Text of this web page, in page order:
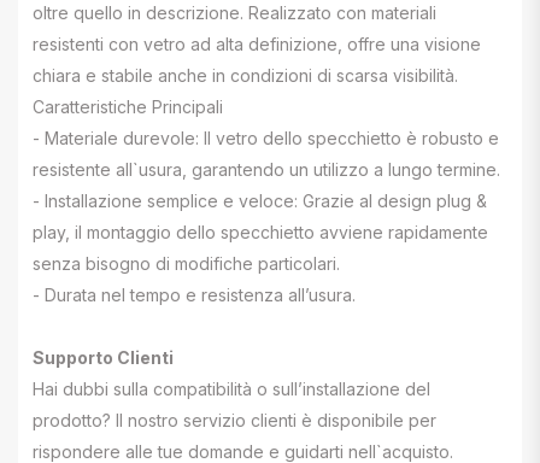
oltre quello in descrizione. Realizzato con materiali
resistenti con vetro ad alta definizione, offre una visione
chiara e stabile anche in condizioni di scarsa visibilità.
Caratteristiche Principali
- Materiale durevole: Il vetro dello specchietto è robusto e
resistente all`usura, garantendo un utilizzo a lungo termine.
- Installazione semplice e veloce: Grazie al design plug &
play, il montaggio dello specchietto avviene rapidamente
senza bisogno di modifiche particolari.
- Durata nel tempo e resistenza all’usura.
Supporto Clienti
Hai dubbi sulla compatibilità o sull’installazione del
prodotto? Il nostro servizio clienti è disponibile per
rispondere alle tue domande e guidarti nell`acquisto.